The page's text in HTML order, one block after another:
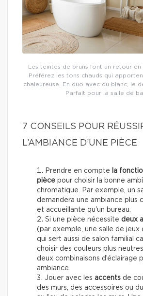
Les teintes de bruns font un retour
Préférez les tons chauds qui
chaleureuse. En duo avec du blanc, le
Parfait pour la salle de
7 CONSEILS POUR
L’AMBIANCE D’UNE PIÈCE
Prendre en compte
la
pièce pour choisir la bonne
chromatique. Par exemple, un
demandera une ambiance plus
et accueillante qu'un bureau.
Si une pièce nécessite deux
(par exemple, une salle de jeux
qui sert aussi de salon familial
choisir des couleurs plus
deux combinaisons d’éclairage
ambiance.
Jouer avec les accents de
des murs, des accessoires ou